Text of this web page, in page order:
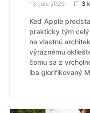
13. júla 2026 3
Keď Apple
prakticky tým
na vlastnú
výraznému
čomu sa z
iba glorifikovaný